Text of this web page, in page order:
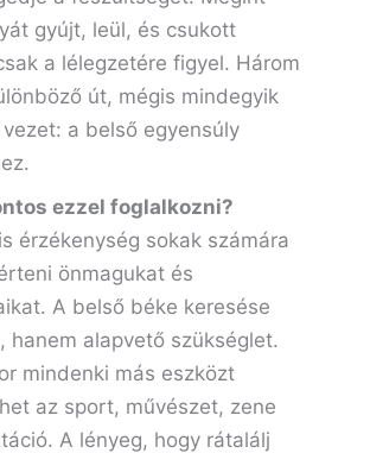
gyújt, leül, és csukott
a lélegzetére figyel. Három
út, mégis mindegyik
a belső egyensúly
ezzel foglalkozni?
érzékenység sokak számára
önmagukat és
A belső béke keresése
hanem alapvető szükséglet.
mindenki más eszközt
az sport, művészet, zene
A lényeg, hogy rátalálj